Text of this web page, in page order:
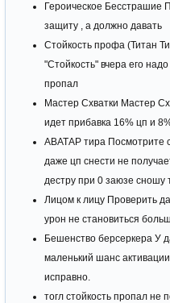
Героическое Бесстрашие
защиту , а должно давать
Стойкость профа (Титан
"Стойкость" вчера его
пропал
Мастер Схватки Мастер
идет прибавка 16% цп и
АВАТАР тира Посмотрите
даже цп снести не
дестру при 0 заюзе сношу
Лицом к лицу Проверить
урон не становиться
Бешенство берсеркера У
маленький шанс
исправно.
тогл стойкость пропал не